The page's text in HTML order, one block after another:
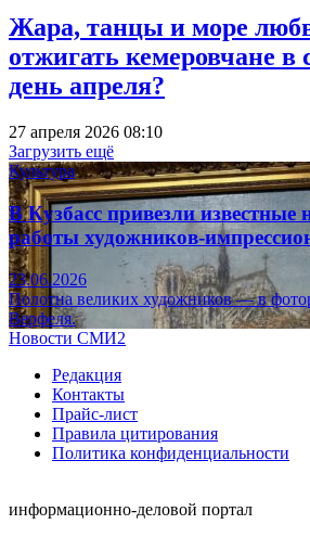
Жара, танцы и море
отжигать кемеровчане
день апреля?
27 апреля 2026 08:10
Загрузить ещё
Культура
В Кузбасс привезли известные
работы художников-
23.06.2026
Полотна великих художников — в
Верфеля.
Новости СМИ2
Редакция
Контакты
Прайс-лист
Правила цитирования
Политика конфиденциальности
информационно-деловой портал